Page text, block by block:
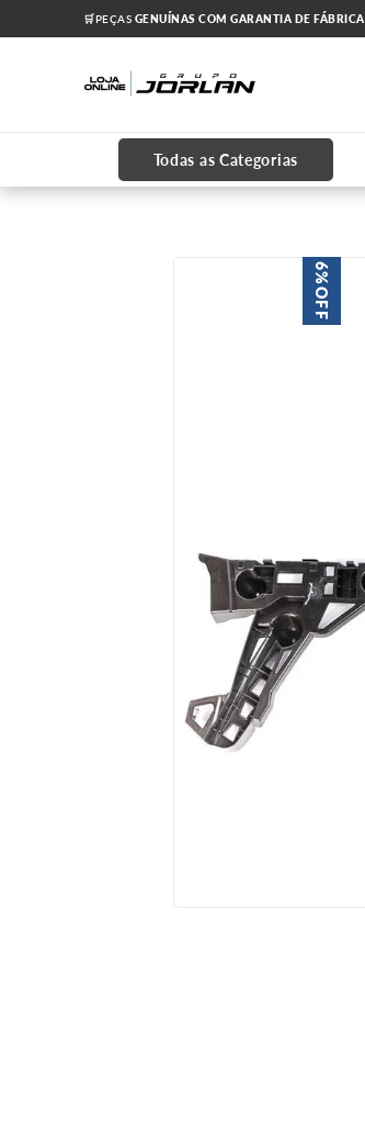
🛒PEÇAS GENUÍNAS COM GARANTIA DE FÁBRICA
Todas as Categorias
6%
OFF
1
chevrolet
2º
onix